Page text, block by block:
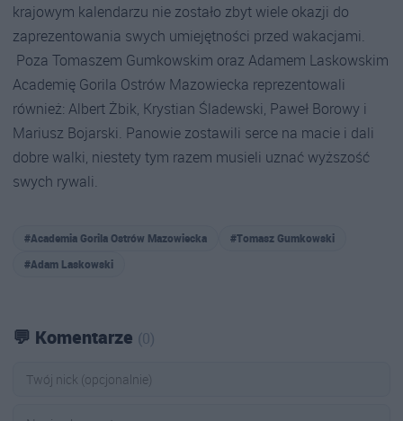
krajowym kalendarzu nie zostało zbyt wiele okazji do
zaprezentowania swych umiejętności przed wakacjami.
Poza Tomaszem Gumkowskim oraz Adamem Laskowskim
Academię Gorila Ostrów Mazowiecka reprezentowali
również: Albert Żbik, Krystian Śladewski, Paweł Borowy i
Mariusz Bojarski. Panowie zostawili serce na macie i dali
dobre walki, niestety tym razem musieli uznać wyższość
swych rywali.
#Academia Gorila Ostrów Mazowiecka
#Tomasz Gumkowski
#Adam Laskowski
💬 Komentarze (0)